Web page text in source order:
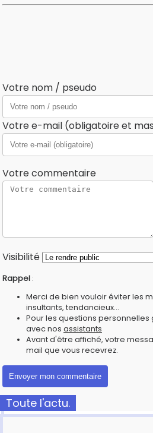
Votre nom / pseudo
Votre e-mail (obligatoire et
Votre commentaire
Visibilité
Rappel :
Merci de bien vouloir éviter les
insultants, tendancieux...
Pour les questions
avec nos assistants
Avant d'être affiché, votre
mail que vous recevrez.
Toute l'actu.